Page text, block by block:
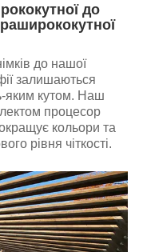
до
до нашої
залишаються
яким кутом. Наш
процесор
кольори та
рівня чіткості.